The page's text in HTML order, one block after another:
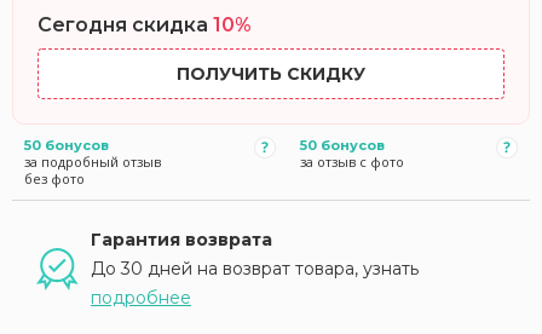
Сегодня скидка 10%
ПОЛУЧИТЬ СКИДКУ
50 бонусов
за подробный отзыв
без фото
50 бонусов
за отзыв с фото
Гарантия возврата
До 30 дней на возврат товара, узнать
подробнее